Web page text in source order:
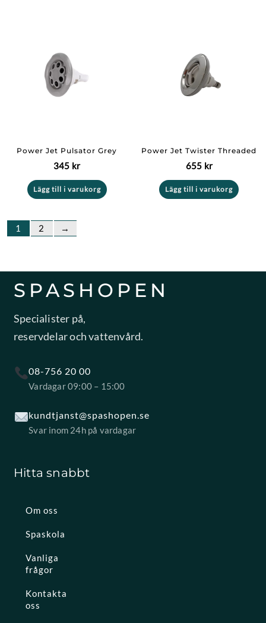
Power Jet Pulsator Grey
345 kr
Lägg till i varukorg
Power Jet Twister Threaded
655 kr
Lägg till i varukorg
1 2 →
SPASHOPEN
Specialister på,
reservdelar och vattenvård.
08-756 20 00
Vardagar 09:00 – 15:00
kundtjanst@spashopen.se
Svar inom 24h på vardagar
Hitta snabbt
Om oss
Spaskola
Vanliga
frågor
Kontakta
oss